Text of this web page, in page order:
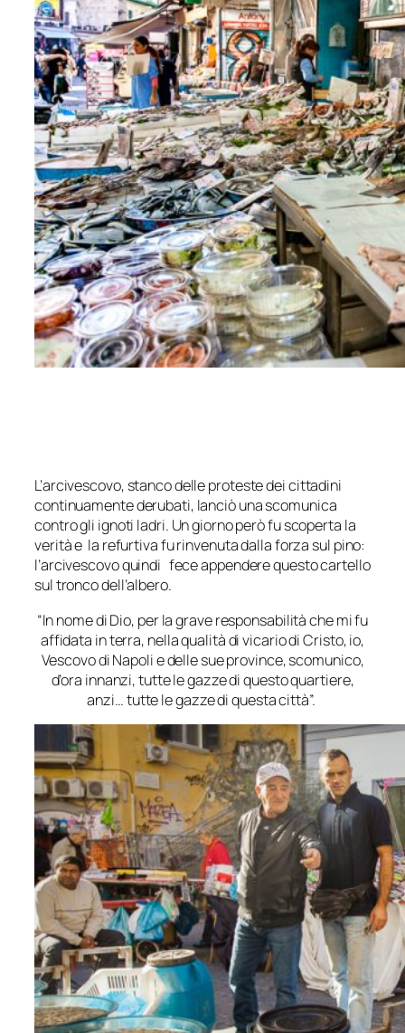
L’arcivescovo, stanco delle proteste dei cittadini
continuamente derubati, lanciò una scomunica
contro gli ignoti ladri. Un giorno però fu scoperta la
verità e la refurtiva fu rinvenuta dalla forza sul pino:
l’arcivescovo quindi fece appendere questo cartello
sul tronco dell’albero.
“In nome di Dio, per la grave responsabilità che mi fu
affidata in terra, nella qualità di vicario di Cristo, io,
Vescovo di Napoli e delle sue province, scomunico,
d’ora innanzi, tutte le gazze di questo quartiere,
anzi… tutte le gazze di questa città”.